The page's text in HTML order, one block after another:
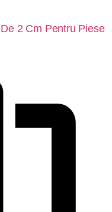
2 Cm Pentru Piese